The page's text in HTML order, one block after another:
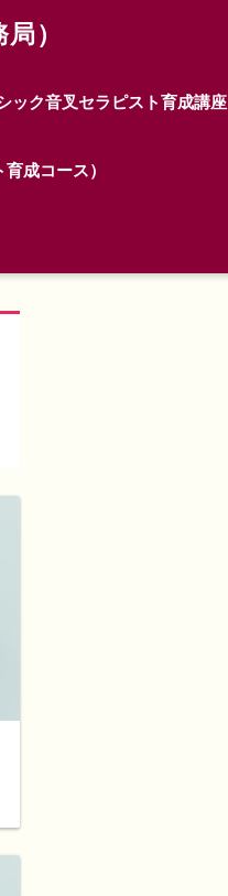
）
ック音叉セラピスト育成講座
成コース）